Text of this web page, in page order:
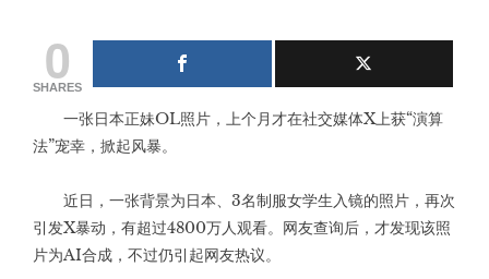
0
SHARES
一张日本正妹OL照片，上个月才在社交媒体X上获“演算
法”宠幸，掀起风暴。
近日，一张背景为日本、3名制服女学生入镜的照片，再次
引发X暴动，有超过4800万人观看。网友查询后，才发现该照
片为AI合成，不过仍引起网友热议。